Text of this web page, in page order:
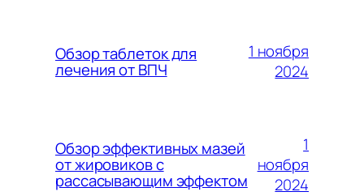
Обзор таблеток для
лечения от ВПЧ
1 ноября
2024
Обзор эффективных мазей
от жировиков с
рассасывающим эффектом
1
ноября
2024